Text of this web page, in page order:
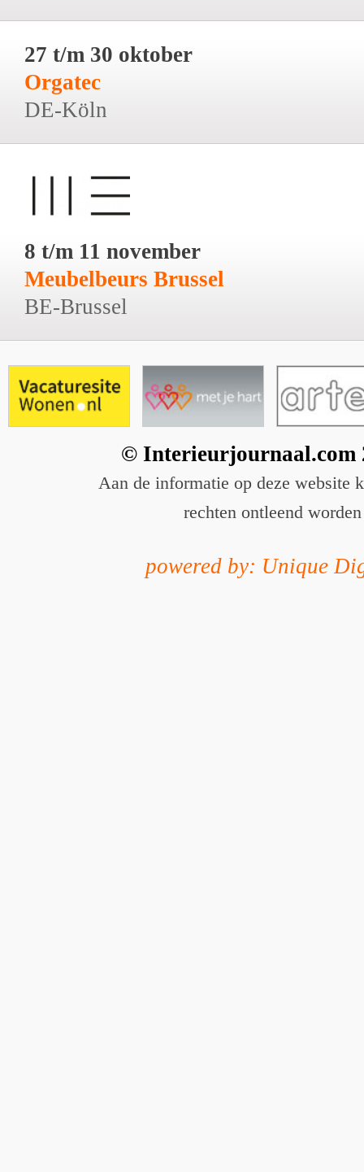
27 t/m 30 oktober
Orgatec
DE-Köln
8 t/m 11 november
Meubelbeurs Brussel
BE-Brussel
© Interieurjournaal.com
Aan de informatie op deze website
rechten ontleend worden
powered by: Unique